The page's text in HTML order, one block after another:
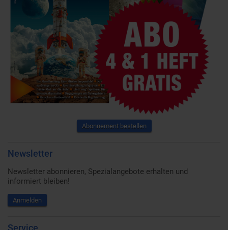
Abonnement bestellen
Newsletter
Newsletter abonnieren, Spezialangebote erhalten und
informiert bleiben!
Anmelden
Service